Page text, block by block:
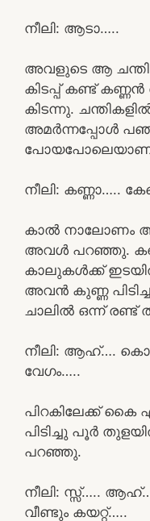
നീലി: ആടാ…..
അവളുടെ ആ ചന്തി
കിടപ്പ് കണ്ട്
കിടന്നു.
അമർന്നപ്പോൾ
നീലി: കണ്ണാ…..
കാൽ നാലോണം
അവൾ പറഞ്ഞു.
കാലുകൾക്ക്
അവൻ കുണ്ണ
ചാലിൽ ഒന്ന്
നീലി: ആഹ്….
വേഗം…..
പിറകിലേക്ക് കൈ
പിടിച്ചു പൂർ
പറഞ്ഞു.
നീലി: സ്സ്‌…..
വീണ്ടും കയറ്റ്…..